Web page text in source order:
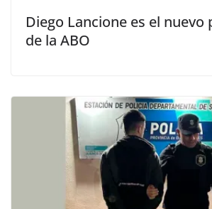
Diego Lancione es el nuevo
de la ABO